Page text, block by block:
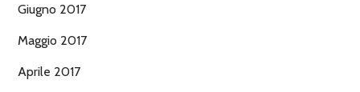
Giugno 2017
Maggio 2017
Aprile 2017